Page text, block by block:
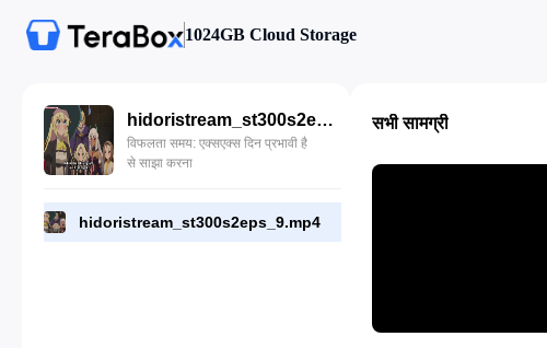
1024GB Cloud Storage
hidoristream_st300s2eps_9.mp4
विफलता समय: एक्सएक्स दिन प्रभावी है
से साझा करना
hidoristream_st300s2eps_9.mp4
सभी सामग्री